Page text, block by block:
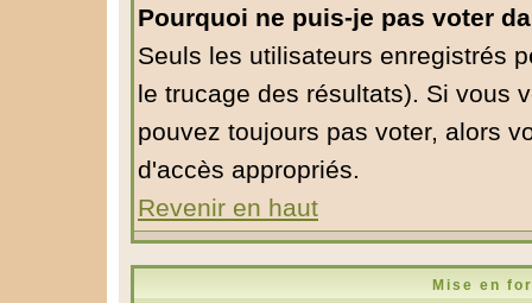
Pourquoi ne puis-je pas voter
Seuls les utilisateurs enregistrés
le trucage des résultats). Si vous
pouvez toujours pas voter, alors
d'accès appropriés.
Revenir en haut
Mise en